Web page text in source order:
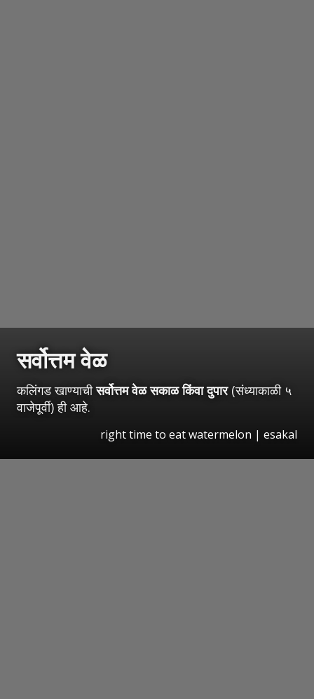
सर्वोत्तम वेळ
कलिंगड खाण्याचीसर्वोत्तम वेळ सकाळ किंवा दुपार(संध्याकाळी ५
वाजेपूर्वी) ही आहे.
right time to eat watermelon | esakal